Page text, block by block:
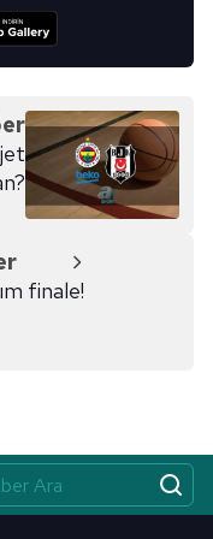
çerezler bilgi
amaçlarıyla
yer alan panel
ilişkin detaylı bilgi
Bilgilendirme
çerezlerle ilgili bilgi
finale!